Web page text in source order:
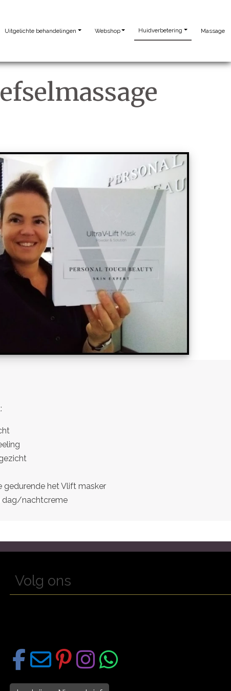
Uitgelichte behandelingen Webshop Huidverbetering Massage
gedurende het Vlift masker
dag/nachtcreme
Volg ons